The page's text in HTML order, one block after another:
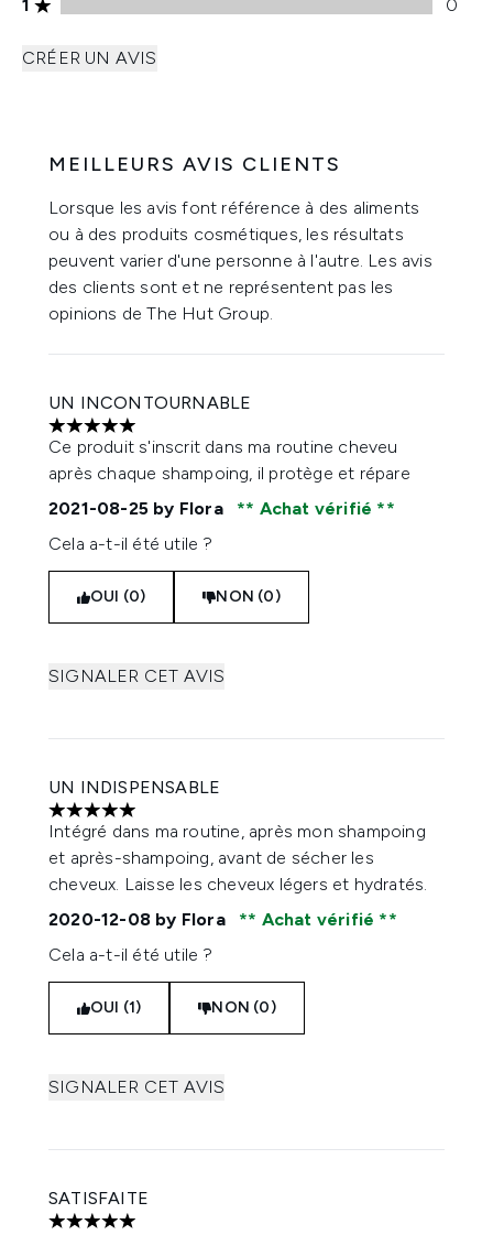
1 0
CRÉER UN AVIS
MEILLEURS AVIS CLIENTS
Lorsque les avis font référence à des aliments
ou à des produits cosmétiques, les résultats
peuvent varier d'une personne à l'autre. Les avis
des clients sont et ne représentent pas les
opinions de The Hut Group.
UN INCONTOURNABLE
5 étoiles sur un maximum de 5
Ce produit s'inscrit dans ma routine cheveu
après chaque shampoing, il protège et répare
2021-08-25 by Flora
Achat vérifié
Cela a-t-il été utile ?
OUI (0) NON (0)
SIGNALER CET AVIS
UN INDISPENSABLE
5 étoiles sur un maximum de 5
Intégré dans ma routine, après mon shampoing
et après-shampoing, avant de sécher les
cheveux. Laisse les cheveux légers et hydratés.
2020-12-08 by Flora
Achat vérifié
Cela a-t-il été utile ?
OUI (1) NON (0)
SIGNALER CET AVIS
SATISFAITE